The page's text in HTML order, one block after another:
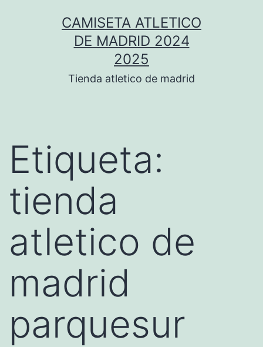
CAMISETA ATLETICO
DE MADRID 2024
2025
Tienda atletico de madrid
Etiqueta:
tienda
atletico de
madrid
parquesur